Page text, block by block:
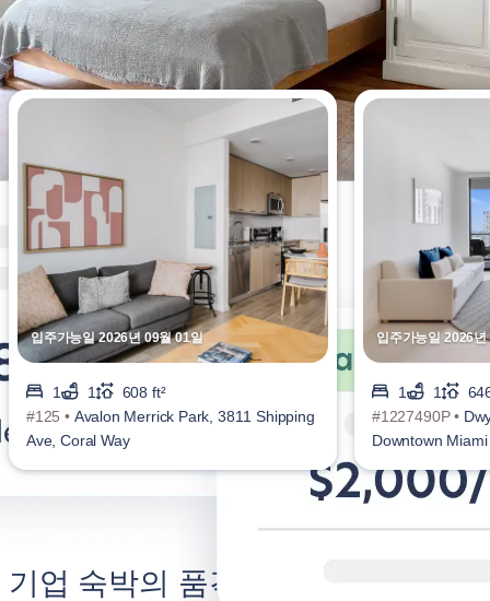
이번 주에 가장 많이 조회된 아파트
입주가능일 2026년 09월 01일
1 1
608 ft²
#125 • Avalon Merrick Park, 3811 Shipping
Ave, Coral Way
입주가능일 2026
1 1
#1227490P •
Downtown Miami
기업 숙박의 품격을 높이세요